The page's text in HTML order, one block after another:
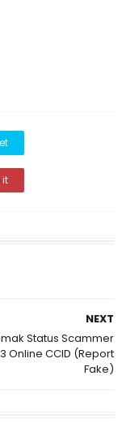
it
NEXT
Status Scammer
Online CCID (Report
Fake)